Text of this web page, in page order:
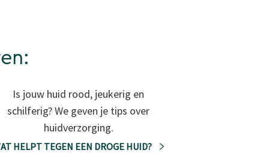
Is jouw huid rood, jeukerig en
schilferig? We geven je tips over
huidverzorging.
HELPT TEGEN EEN DROGE HUID?